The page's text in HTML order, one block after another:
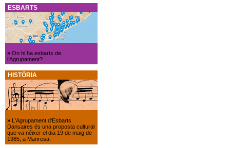
ESBARTS
»On hi ha esbarts de
l’Agrupament?
HISTÒRIA
» L'Agrupament d'Esbarts
Dansaires és una proposta cultural
que va néixer el dia 19 de maig de
1985, a Manresa.